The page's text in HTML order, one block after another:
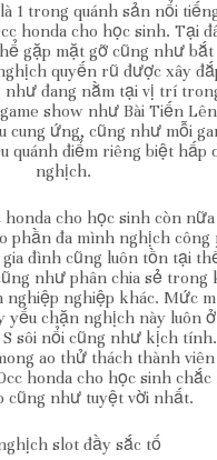
1 trong quánh sản nổi
honda cho học sinh. Tại
gặp mặt gỡ cũng như bắt
quyến rũ được xây
đang nằm tại vị trí
show như Bài Tiến
cung ứng, cũng như mỗi
quánh điểm riêng biệt hấp
nghịch.
cho học sinh còn
phần đa mình nghịch công
đình cũng luôn tồn tại
như phân chia sẻ trong
nghiệp nghiệp khác. Mức
yếu chặn nghịch này luôn
sôi nổi cũng như kịch
ao thử thách thành
honda cho học sinh
cũng như tuyệt vời nhất.
slot đầy sắc tố